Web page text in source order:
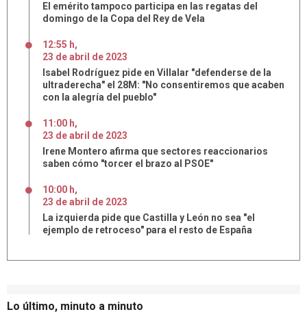
Lo último, minuto a minuto
El emérito tampoco participa en las regatas del
domingo de la Copa del Rey de Vela
12:55 h,
23 deabril de 2023
Isabel Rodríguez pide en Villalar "defenderse de la
ultraderecha" el 28M: "No consentiremos que acaben
con la alegría del pueblo"
11:00 h,
23 deabril de 2023
Irene Montero afirma que sectores reaccionarios
saben cómo "torcer el brazo al PSOE"
10:00 h,
23 deabril de 2023
La izquierda pide que Castilla y León no sea "el
ejemplo de retroceso" para el resto de España